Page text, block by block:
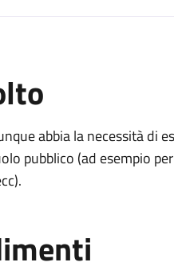
abbia la necessità di
pubblico (ad esempio